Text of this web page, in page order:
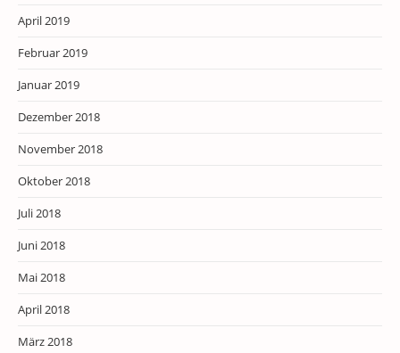
April 2019
Februar 2019
Januar 2019
Dezember 2018
November 2018
Oktober 2018
Juli 2018
Juni 2018
Mai 2018
April 2018
März 2018